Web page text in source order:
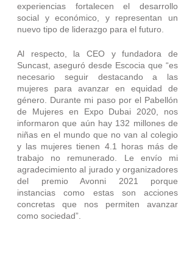
experiencias fortalecen el desarrollo
social y económico, y representan un
nuevo tipo de liderazgo para el futuro.
Al respecto, la CEO y fundadora de
Suncast, aseguró desde Escocia que “es
necesario seguir destacando a las
mujeres para avanzar en equidad de
género. Durante mi paso por el Pabellón
de Mujeres en Expo Dubai 2020, nos
informaron que aún hay 132 millones de
niñas en el mundo que no van al colegio
y las mujeres tienen 4.1 horas más de
trabajo no remunerado. Le envío mi
agradecimiento al jurado y organizadores
del premio Avonni 2021 porque
instancias como estas son acciones
concretas que nos permiten avanzar
como sociedad”.